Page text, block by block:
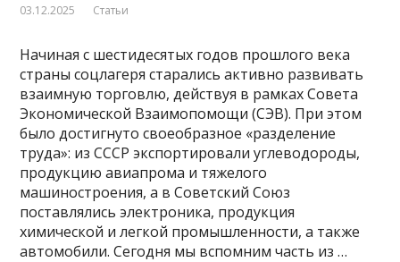
03.12.2025 Статьи
Начиная с шестидесятых годов прошлого века
страны соцлагеря старались активно развивать
взаимную торговлю, действуя в рамках Совета
Экономической Взаимопомощи (СЭВ). При этом
было достигнуто своеобразное «разделение
труда»: из СССР экспортировали углеводороды,
продукцию авиапрома и тяжелого
машиностроения, а в Советский Союз
поставлялись электроника, продукция
химической и легкой промышленности, а также
автомобили. Сегодня мы вспомним часть из …